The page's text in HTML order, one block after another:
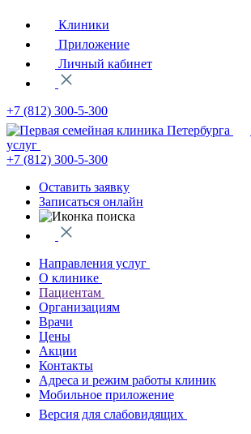
Клиники
Приложение
Личный кабинет
+7 (812) 300-5-300
услуг
+7 (812) 300-5-300
Оставить заявку
Записаться онлайн
Направления услуг
О клинике
Пациентам
Организациям
Врачи
Цены
Акции
Контакты
Адреса и режим работы клиник
Мобильное приложение
Версия для слабовидящих